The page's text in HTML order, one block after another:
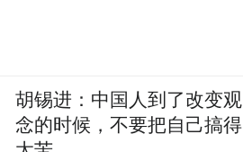
胡锡进：中国人到了改变观
念的时候，不要把自己搞得